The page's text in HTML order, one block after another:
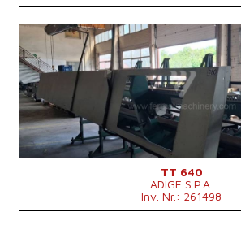
Baujahr:
Max. Durchmesser des geschnittenen Materials
Hauptmotorleistung
Maschinengewicht
Kontrollsystem
TT 640
ADIGE S.P.A.
Inv. Nr.: 261498